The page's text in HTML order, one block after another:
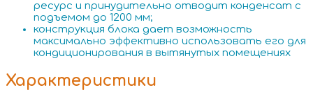
ресурс и принудительно отводит конденсат с
подъемом до 1200 мм;
конструкция блока дает возможность
максимально эффективно использовать его для
кондиционирования в вытянутых помещениях
Характеристики